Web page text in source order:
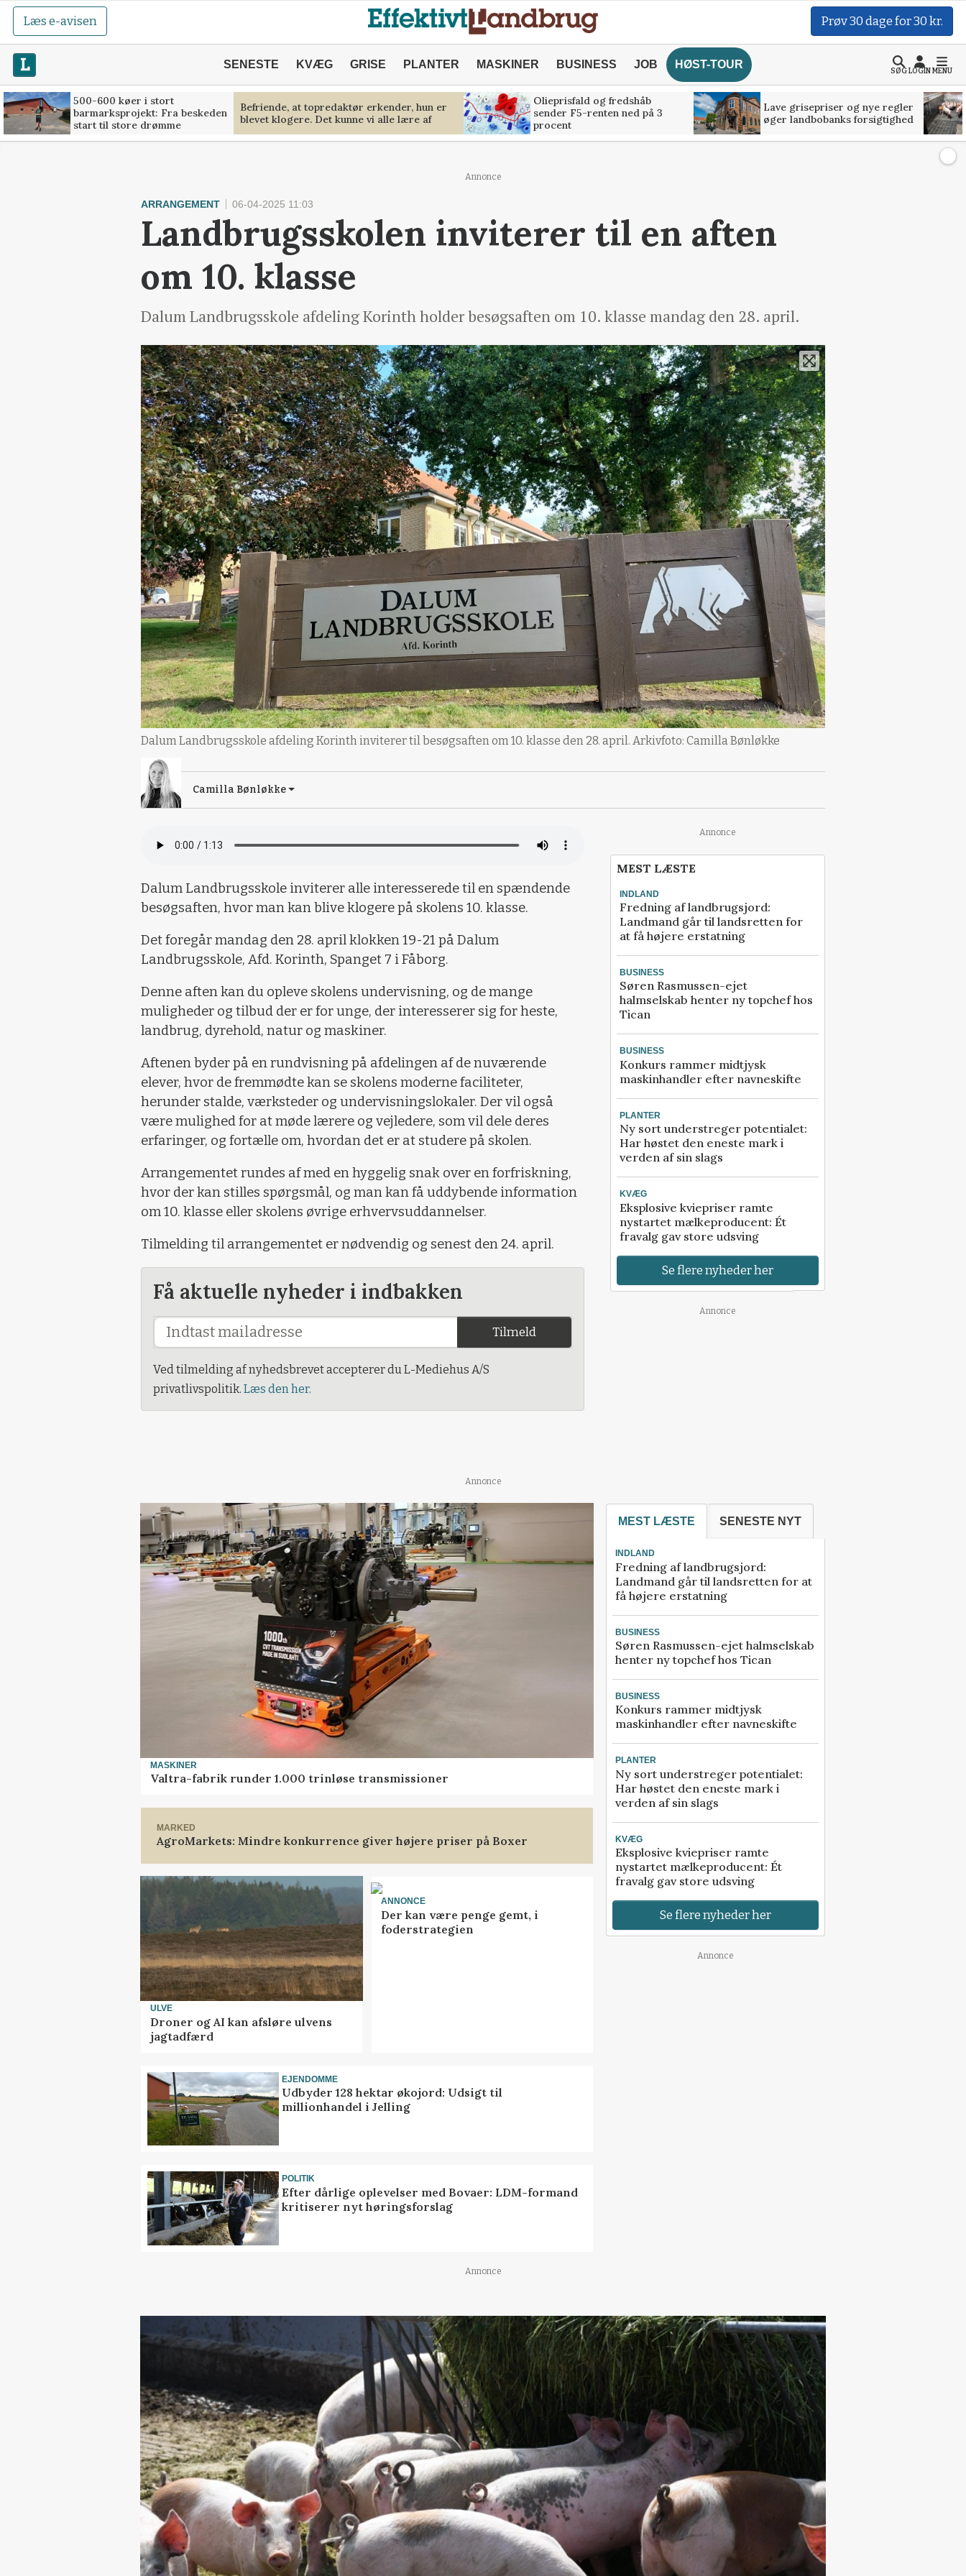
Læs e-avisen Prøv 30 dage for 30 kr.
SENESTE KVÆG GRISE PLANTER MASKINER BUSINESS JOB HØST-TOUR
SØGLOGINMENU
500-600 køer i stort
barmarksprojekt: Fra beskeden
start til store drømme
Befriende, at topredaktør erkender, hun er
blevet klogere. Det kunne vi alle lære af
Olieprisfald og fredshåb
sender F5-renten ned på 3
procent
Lave grisepriser og nye regler
øger landbobanks forsigtighed
Annonce
ARRANGEMENT 06-04-2025 11:03
Landbrugsskolen inviterer til en aften
om 10. klasse
Dalum Landbrugsskole afdeling Korinth holder besøgsaften om 10. klasse mandag den 28. april.
Dalum Landbrugsskole afdeling Korinth inviterer til besøgsaften om 10. klasse den 28. april. Arkivfoto: Camilla Bønløkke
Camilla Bønløkke
Dalum Landbrugsskole inviterer alle interesserede til en spændende
besøgsaften, hvor man kan blive klogere på skolens 10. klasse.
Det foregår mandag den 28. april klokken 19-21 på Dalum
Landbrugsskole, Afd. Korinth, Spanget 7 i Fåborg.
Denne aften kan du opleve skolens undervisning, og de mange
muligheder og tilbud der er for unge, der interesserer sig for heste,
landbrug, dyrehold, natur og maskiner.
Aftenen byder på en rundvisning på afdelingen af de nuværende
elever, hvor de fremmødte kan se skolens moderne faciliteter,
herunder stalde, værksteder og undervisningslokaler. Der vil også
være mulighed for at møde lærere og vejledere, som vil dele deres
erfaringer, og fortælle om, hvordan det er at studere på skolen.
Arrangementet rundes af med en hyggelig snak over en forfriskning,
hvor der kan stilles spørgsmål, og man kan få uddybende information
om 10. klasse eller skolens øvrige erhvervsuddannelser.
Tilmelding til arrangementet er nødvendig og senest den 24. april.
Få aktuelle nyheder i indbakken
Tilmeld
Ved tilmelding af nyhedsbrevet accepterer du L-Mediehus A/S
privatlivspolitik. Læs den her.
Annonce
MEST LÆSTE
INDLAND
Fredning af landbrugsjord:
Landmand går til landsretten for
at få højere erstatning
BUSINESS
Søren Rasmussen-ejet
halmselskab henter ny topchef hos
Tican
BUSINESS
Konkurs rammer midtjysk
maskinhandler efter navneskifte
PLANTER
Ny sort understreger potentialet:
Har høstet den eneste mark i
verden af sin slags
KVÆG
Eksplosive kviepriser ramte
nystartet mælkeproducent: Ét
fravalg gav store udsving
Se flere nyheder her
Annonce
Annonce
MASKINER
Valtra-fabrik runder 1.000 trinløse transmissioner
MARKED
AgroMarkets: Mindre konkurrence giver højere priser på Boxer
ULVE
Droner og AI kan afsløre ulvens
jagtadfærd
ANNONCE
Der kan være penge gemt, i
foderstrategien
EJENDOMME
Udbyder 128 hektar økojord: Udsigt til
millionhandel i Jelling
POLITIK
Efter dårlige oplevelser med Bovaer: LDM-formand
kritiserer nyt høringsforslag
MEST LÆSTE SENESTE NYT
INDLAND
Fredning af landbrugsjord:
Landmand går til landsretten for at
få højere erstatning
BUSINESS
Søren Rasmussen-ejet halmselskab
henter ny topchef hos Tican
BUSINESS
Konkurs rammer midtjysk
maskinhandler efter navneskifte
PLANTER
Ny sort understreger potentialet:
Har høstet den eneste mark i
verden af sin slags
KVÆG
Eksplosive kviepriser ramte
nystartet mælkeproducent: Ét
fravalg gav store udsving
Se flere nyheder her
Annonce
Annonce